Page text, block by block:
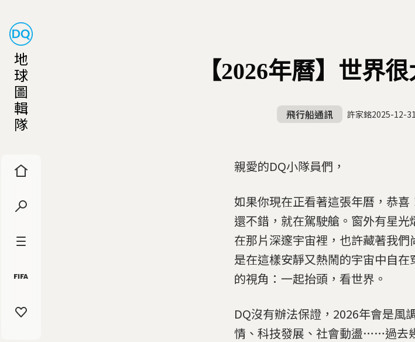
地
球
圖
輯
隊
【2026年曆】世界
飛行船通訊 許家銘2025-12-31
親愛的DQ小隊員們，
如果你現在正看著這張年曆，恭
還不錯，就在駕駛艙。窗外有星光
在那片深邃宇宙裡，也許藏著我
是在這樣安靜又熱鬧的宇宙中自
的視角：一起抬頭，看世界。
DQ沒有辦法保證，2026年會是風
情、科技發展、社會動盪……過去